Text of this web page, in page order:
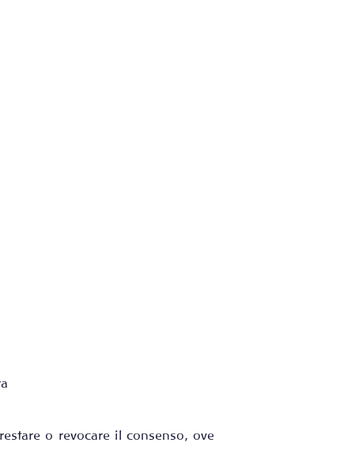
o revocare il consenso, ove